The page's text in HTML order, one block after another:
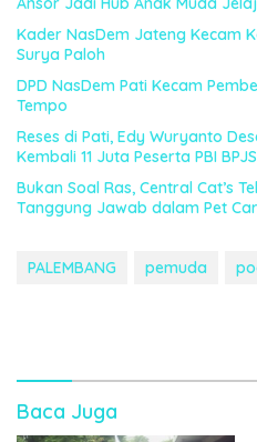
Kader NasDem Jateng Kecam
Surya Paloh
DPD NasDem Pati Kecam
Tempo
Reses di Pati, Edy Wuryanto
Kembali 11 Juta Peserta PBI BPJS
Bukan Soal Ras, Central Cat’s
Tanggung Jawab dalam Pet
PALEMBANG pemuda
Baca Juga